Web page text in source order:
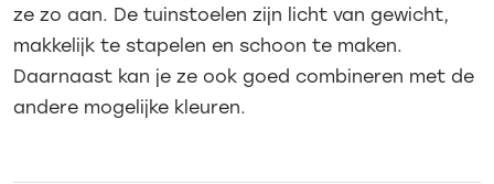
ze zo aan. De tuinstoelen zijn licht van gewicht,
makkelijk te stapelen en schoon te maken.
Daarnaast kan je ze ook goed combineren met de
andere mogelijke kleuren.